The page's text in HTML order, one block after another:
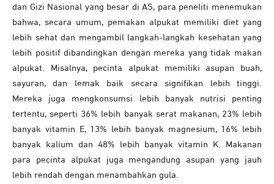
dan Gizi Nasional yang besar di AS, para peneliti menemukan
bahwa, secara umum, pemakan alpukat memiliki diet yang
lebih sehat dan mengambil langkah-langkah kesehatan yang
lebih positif dibandingkan dengan mereka yang tidak makan
alpukat. Misalnya, pecinta alpukat memiliki asupan buah,
sayuran, dan lemak baik secara signifikan lebih tinggi.
Mereka juga mengkonsumsi lebih banyak nutrisi penting
tertentu, seperti 36% lebih banyak serat makanan, 23% lebih
banyak vitamin E, 13% lebih banyak magnesium, 16% lebih
banyak kalium dan 48% lebih banyak vitamin K. Makanan
para pecinta alpukat juga mengandung asupan yang jauh
lebih rendah dengan menambahkan gula.